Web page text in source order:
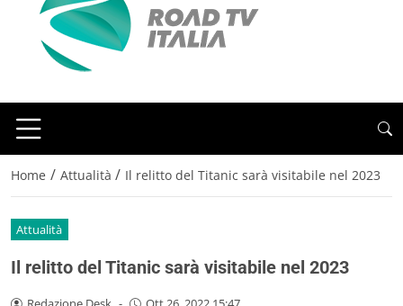
Home / Attualità / Il relitto del Titanic sarà visitabile nel 2023
Attualità
Il relitto del Titanic sarà visitabile nel 2023